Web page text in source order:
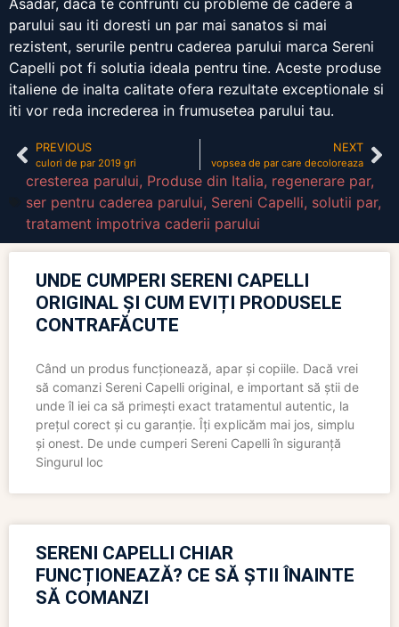
Asadar, daca te confrunti cu probleme de cadere a
parului sau iti doresti un par mai sanatos si mai
rezistent, serurile pentru caderea parului marca Sereni
Capelli pot fi solutia ideala pentru tine. Aceste produse
italiene de inalta calitate ofera rezultate exceptionale si
iti vor reda increderea in frumusetea parului tau.
PREVIOUS
culori de par 2019 gri
NEXT
vopsea de par care decoloreaza
cresterea parului, Produse din Italia, regenerare par,
ser pentru caderea parului, Sereni Capelli, solutii par,
tratament impotriva caderii parului
UNDE CUMPERI SERENI CAPELLI
ORIGINAL ȘI CUM EVIȚI PRODUSELE
CONTRAFĂCUTE
Când un produs funcționează, apar și copiile. Dacă vrei
să comanzi Sereni Capelli original, e important să știi de
unde îl iei ca să primești exact tratamentul autentic, la
prețul corect și cu garanție. Îți explicăm mai jos, simplu
și onest. De unde cumperi Sereni Capelli în siguranță
Singurul loc
SERENI CAPELLI CHIAR
FUNCȚIONEAZĂ? CE SĂ ȘTII ÎNAINTE
SĂ COMANZI